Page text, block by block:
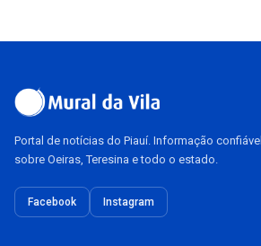
Portal de notícias do Piauí. Informação confiável
sobre Oeiras, Teresina e todo o estado.
Facebook Instagram